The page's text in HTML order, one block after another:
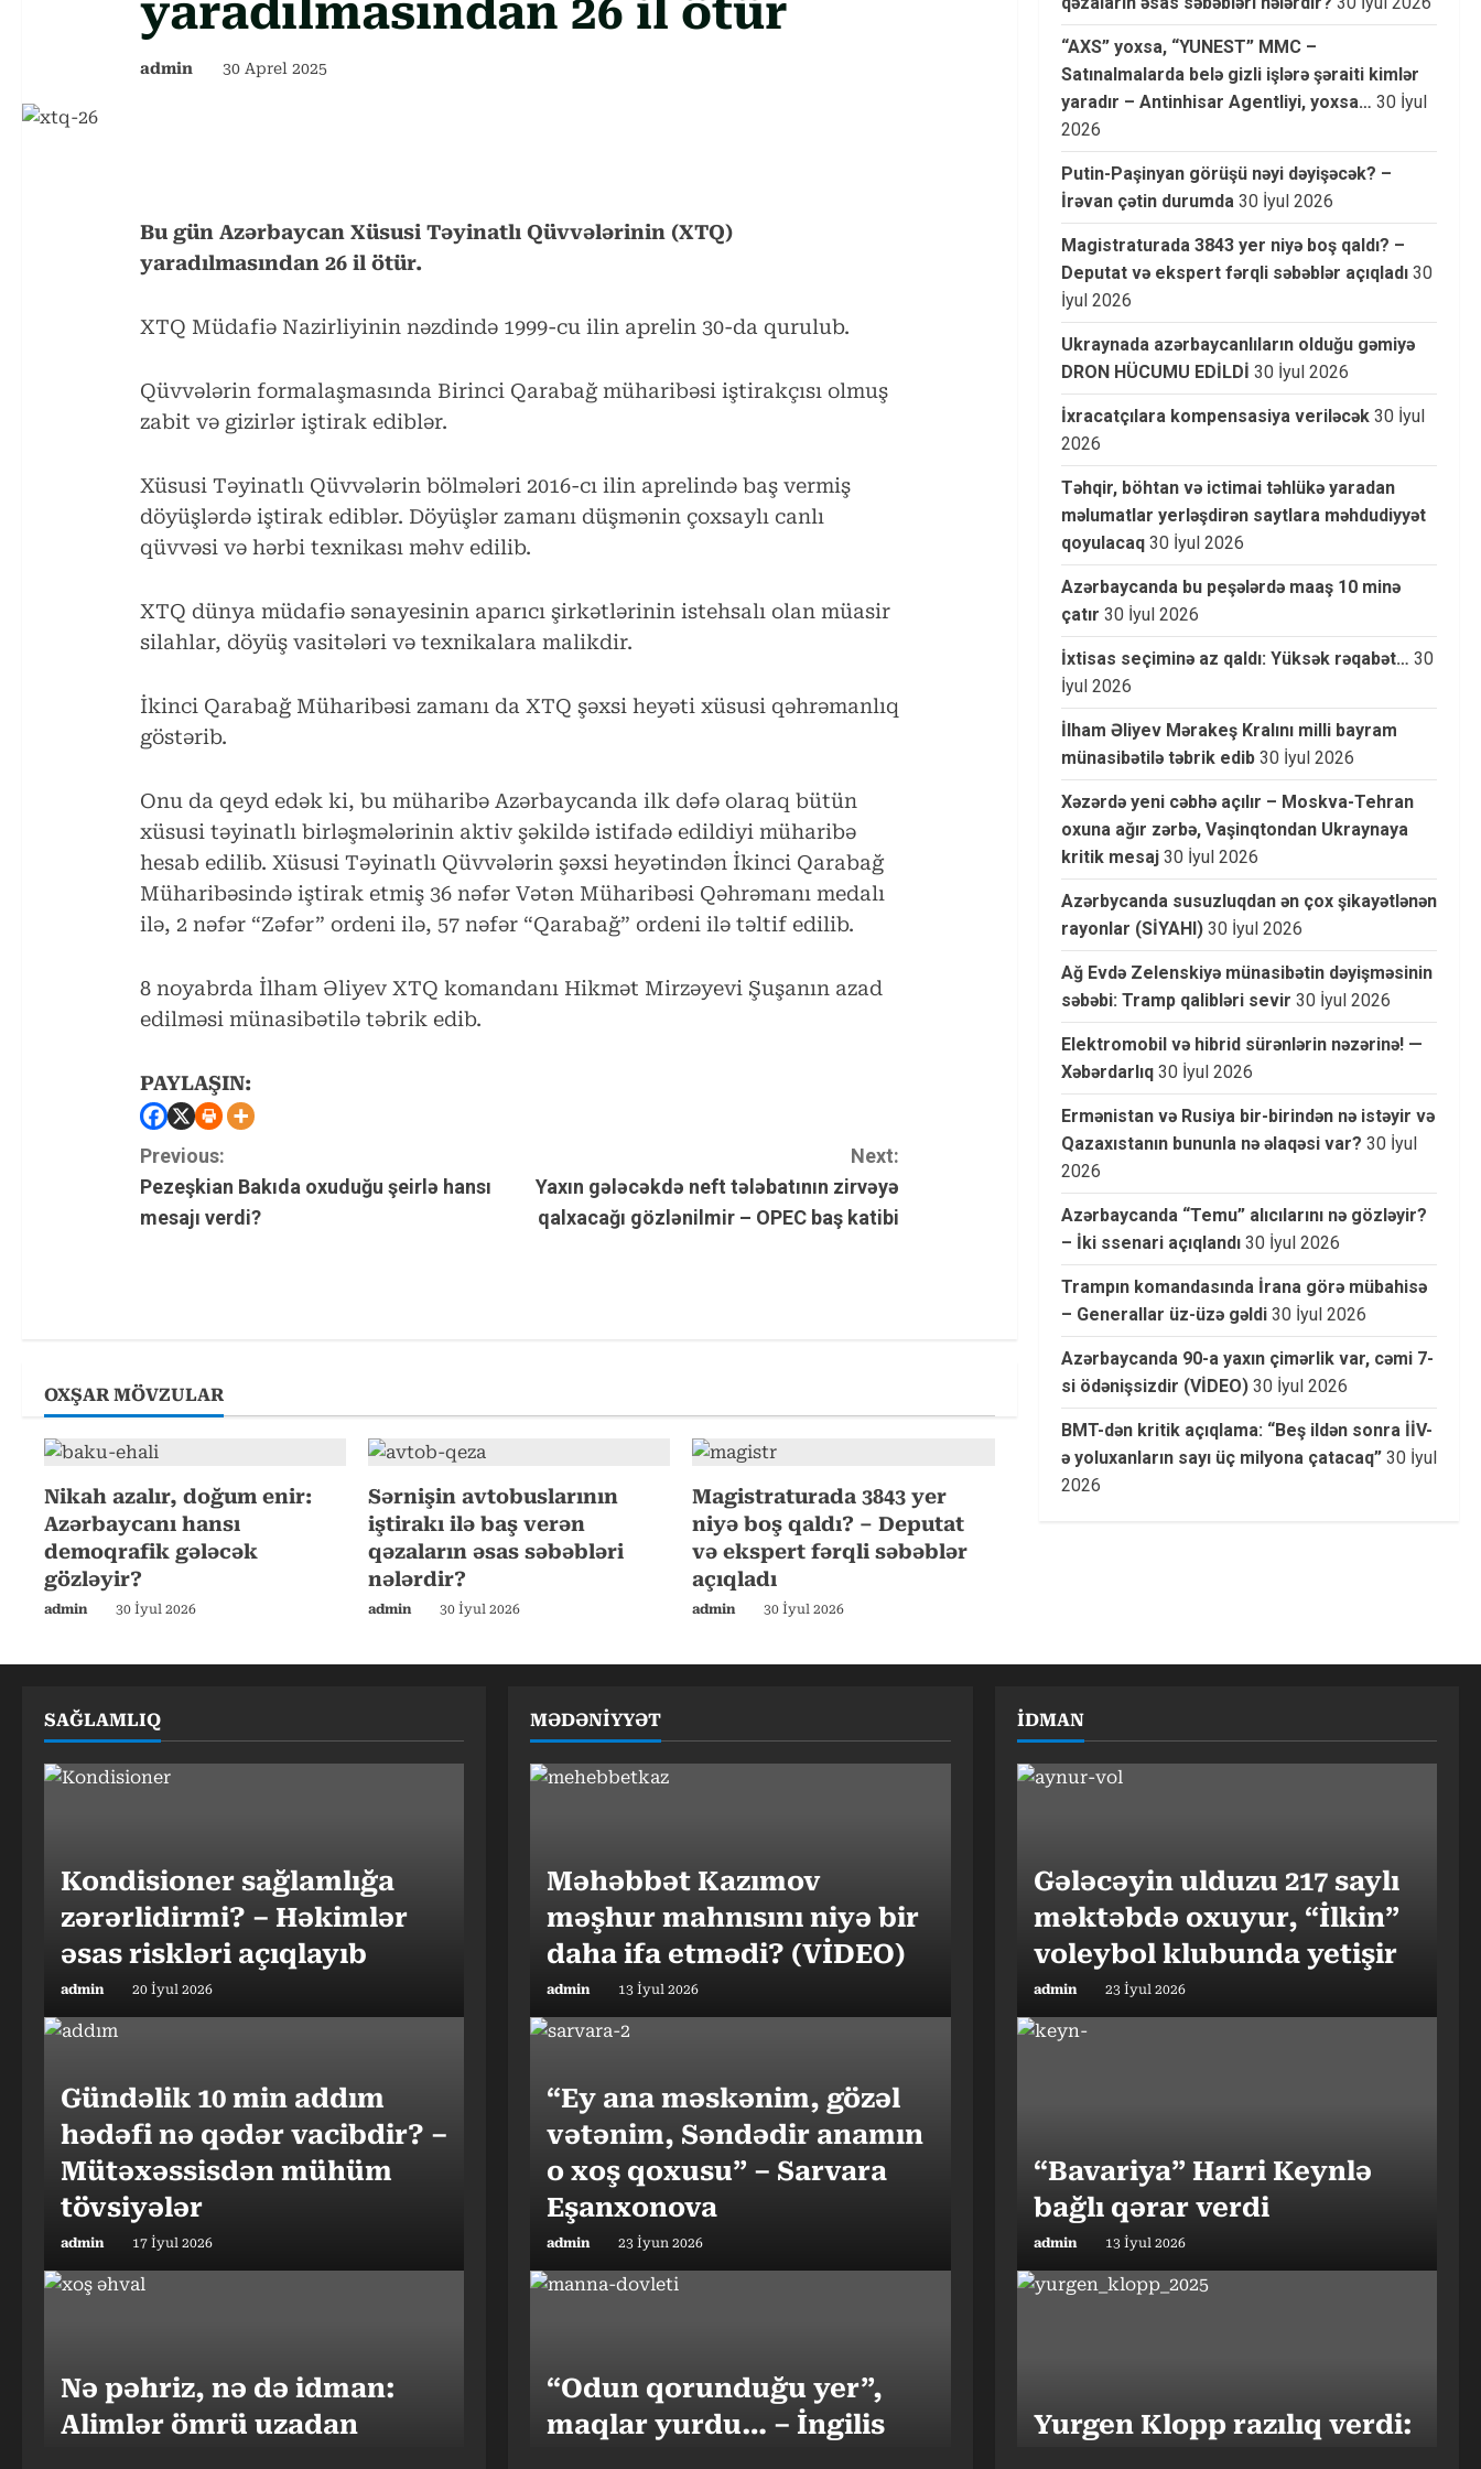
yaradılmasından 26 il ötür
admin 30 Aprel 2025
Bu gün Azərbaycan Xüsusi Təyinatlı Qüvvələrinin (XTQ)
yaradılmasından 26 il ötür.
XTQ Müdafiə Nazirliyinin nəzdində 1999-cu ilin aprelin 30-da qurulub.
Qüvvələrin formalaşmasında Birinci Qarabağ müharibəsi iştirakçısı olmuş
zabit və gizirlər iştirak ediblər.
Xüsusi Təyinatlı Qüvvələrin bölmələri 2016-cı ilin aprelində baş vermiş
döyüşlərdə iştirak ediblər. Döyüşlər zamanı düşmənin çoxsaylı canlı
qüvvəsi və hərbi texnikası məhv edilib.
XTQ dünya müdafiə sənayesinin aparıcı şirkətlərinin istehsalı olan müasir
silahlar, döyüş vasitələri və texnikalara malikdir.
İkinci Qarabağ Müharibəsi zamanı da XTQ şəxsi heyəti xüsusi qəhrəmanlıq
göstərib.
Onu da qeyd edək ki, bu müharibə Azərbaycanda ilk dəfə olaraq bütün
xüsusi təyinatlı birləşmələrinin aktiv şəkildə istifadə edildiyi müharibə
hesab edilib. Xüsusi Təyinatlı Qüvvələrin şəxsi heyətindən İkinci Qarabağ
Müharibəsində iştirak etmiş 36 nəfər Vətən Müharibəsi Qəhrəmanı medalı
ilə, 2 nəfər “Zəfər” ordeni ilə, 57 nəfər “Qarabağ” ordeni ilə təltif edilib.
8 noyabrda İlham Əliyev XTQ komandanı Hikmət Mirzəyevi Şuşanın azad
edilməsi münasibətilə təbrik edib.
PAYLAŞIN:
C
o
u
e
R
e
a
d
g
Previous:
Pezeşkian Bakıda oxuduğu şeirlə hansı
mesajı verdi?
Next:
Yaxın gələcəkdə neft tələbatının zirvəyə
qalxacağı gözlənilmir – OPEC baş katibi
OXŞAR MÖVZULAR
Nikah azalır, doğum enir:
Azərbaycanı hansı
demoqrafik gələcək
gözləyir?
admin 30 İyul 2026
Sərnişin avtobuslarının
iştirakı ilə baş verən
qəzaların əsas səbəbləri
nələrdir?
admin 30 İyul 2026
Magistraturada 3843 yer
niyə boş qaldı? – Deputat
və ekspert fərqli səbəblər
açıqladı
admin 30 İyul 2026
“AXS” yoxsa, “YUNEST” MMC –
Satınalmalarda belə gizli işlərə şəraiti kimlər
yaradır – Antinhisar Agentliyi, yoxsa… 30 İyul
2026
Putin-Paşinyan görüşü nəyi dəyişəcək? –
İrəvan çətin durumda 30 İyul 2026
Magistraturada 3843 yer niyə boş qaldı? –
Deputat və ekspert fərqli səbəblər açıqladı 30
İyul 2026
Ukraynada azərbaycanlıların olduğu gəmiyə
DRON HÜCUMU EDİLDİ 30 İyul 2026
İxracatçılara kompensasiya veriləcək 30 İyul
2026
Təhqir, böhtan və ictimai təhlükə yaradan
məlumatlar yerləşdirən saytlara məhdudiyyət
qoyulacaq 30 İyul 2026
Azərbaycanda bu peşələrdə maaş 10 minə
çatır 30 İyul 2026
İxtisas seçiminə az qaldı: Yüksək rəqabət… 30
İyul 2026
İlham Əliyev Mərakeş Kralını milli bayram
münasibətilə təbrik edib 30 İyul 2026
Xəzərdə yeni cəbhə açılır – Moskva-Tehran
oxuna ağır zərbə, Vaşinqtondan Ukraynaya
kritik mesaj 30 İyul 2026
Azərbycanda susuzluqdan ən çox şikayətlənən
rayonlar (SİYAHI) 30 İyul 2026
Ağ Evdə Zelenskiyə münasibətin dəyişməsinin
səbəbi: Tramp qalibləri sevir 30 İyul 2026
Elektromobil və hibrid sürənlərin nəzərinə! —
Xəbərdarlıq 30 İyul 2026
Ermənistan və Rusiya bir-birindən nə istəyir və
Qazaxıstanın bununla nə əlaqəsi var? 30 İyul
2026
Azərbaycanda “Temu” alıcılarını nə gözləyir?
– İki ssenari açıqlandı 30 İyul 2026
Trampın komandasında İrana görə mübahisə
– Generallar üz-üzə gəldi 30 İyul 2026
Azərbaycanda 90-a yaxın çimərlik var, cəmi 7-
si ödənişsizdir (VİDEO) 30 İyul 2026
BMT-dən kritik açıqlama: “Beş ildən sonra İİV-
ə yoluxanların sayı üç milyona çatacaq” 30 İyul
2026
SAĞLAMLIQ
Kondisioner sağlamlığa
zərərlidirmi? – Həkimlər
əsas riskləri açıqlayıb
admin 20 İyul 2026
Gündəlik 10 min addım
hədəfi nə qədər vacibdir? –
Mütəxəssisdən mühüm
tövsiyələr
admin 17 İyul 2026
Nə pəhriz, nə də idman:
Alimlər ömrü uzadan
MƏDƏNİYYƏT
Məhəbbət Kazımov
məşhur mahnısını niyə bir
daha ifa etmədi? (VİDEO)
admin 13 İyul 2026
“Ey ana məskənim, gözəl
vətənim, Səndədir anamın
o xoş qoxusu” – Sarvara
Eşanxonova
admin 23 İyun 2026
“Odun qorunduğu yer”,
maqlar yurdu… – İngilis
İDMAN
Gələcəyin ulduzu 217 saylı
məktəbdə oxuyur, “İlkin”
voleybol klubunda yetişir
admin 23 İyul 2026
“Bavariya” Harri Keynlə
bağlı qərar verdi
admin 13 İyul 2026
Yurgen Klopp razılıq verdi: